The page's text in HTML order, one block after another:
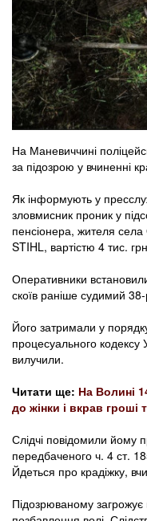
На Маневиччині
за підозрою у вчиненні
Як інформують у
зловмисник проник у
пенсіонера, жителя села
STIHL, вартістю 4 тис.
Оперативники
скоїв раніше судимий
Його затримали у
процесуального кодексу
вилучили.
Читати ще: На Волині
до жінки і вкрав гроші
Слідчі повідомили йому
передбаченого ч. 4 ст.
Йдеться про крадіжку,
Підозрюваному загрожує